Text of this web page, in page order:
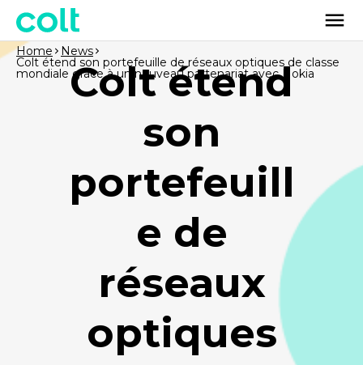
Colt étend
son
portefeuill
e de
réseaux
optiques
Home News
Colt étend son portefeuille de réseaux optiques de classe
mondiale grâce à un nouveau partenariat avec Nokia